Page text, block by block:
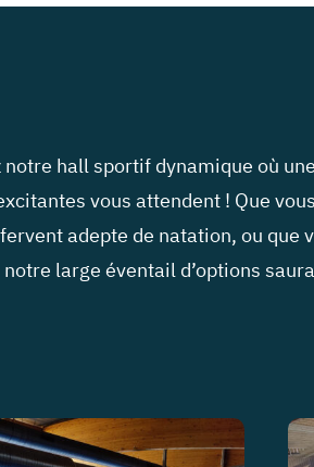
notre hall sportif dynamique où
vous attendent ! Que
adepte de natation, ou que
large éventail d’options